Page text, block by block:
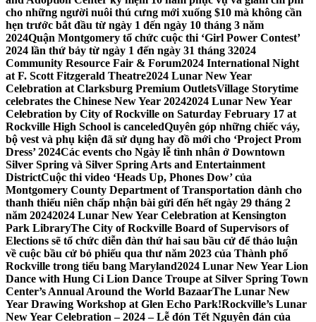
cho những người nuôi thú cưng mới xuống $10 mà không cần
hẹn trước bắt đầu từ ngày 1 đến ngày 10 tháng 3 năm
2024Quận Montgomery tổ chức cuộc thi ‘Girl Power Contest’
2024 lần thứ bảy từ ngày 1 đến ngày 31 tháng 32024
Community Resource Fair & Forum2024 International Night
at F. Scott Fitzgerald Theatre2024 Lunar New Year
Celebration at Clarksburg Premium OutletsVillage Storytime
celebrates the Chinese New Year 20242024 Lunar New Year
Celebration by City of Rockville on Saturday February 17 at
Rockville High School is canceledQuyên góp những chiếc váy,
bộ vest và phụ kiện đã sử dụng hay đồ mới cho ‘Project Prom
Dress’ 2024Các events cho Ngày lễ tình nhân ở Downtown
Silver Spring và Silver Spring Arts and Entertainment
DistrictCuộc thi video ‘Heads Up, Phones Dow’ của
Montgomery County Department of Transportation dành cho
thanh thiếu niên chấp nhận bài gửi đến hết ngày 29 tháng 2
năm 20242024 Lunar New Year Celebration at Kensington
Park LibraryThe City of Rockville Board of Supervisors of
Elections sẽ tổ chức diễn đàn thứ hai sau bầu cử để thảo luận
về cuộc bầu cử bỏ phiếu qua thư năm 2023 của Thành phố
Rockville trong tiểu bang Maryland2024 Lunar New Year Lion
Dance with Hung Ci Lion Dance Troupe at Silver Spring Town
Center’s Annual Around the World BazaarThe Lunar New
Year Drawing Workshop at Glen Echo Park!Rockville’s Lunar
New Year Celebration – 2024 – Lễ đón Tết Nguyên đán của